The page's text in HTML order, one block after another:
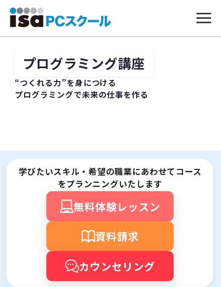
本
プログラミング講座
“つくれる力”を身につける
プログラミングで未来の仕事を作る
学びたいスキル・希望の職業にあわせてコース
をプランニングいたします
無料体験レッスン
資料請求
カウンセリング